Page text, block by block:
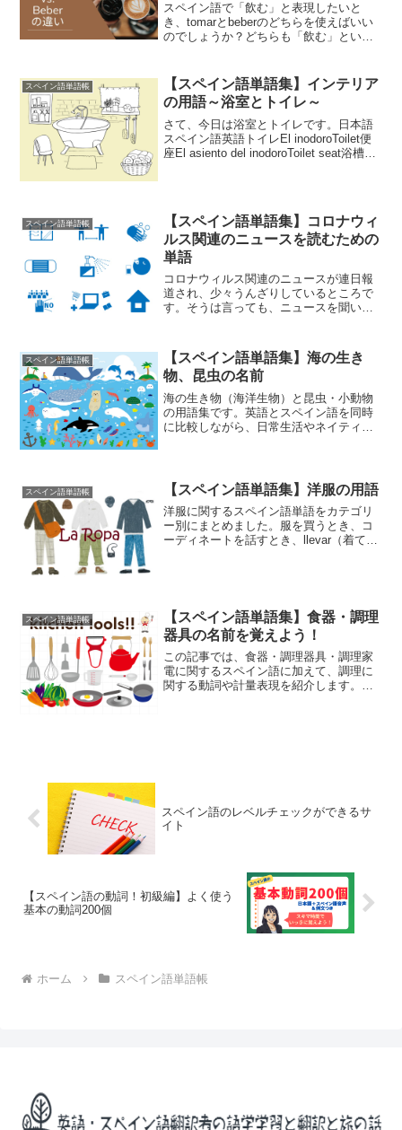
スペイン語で「飲む」と表現したいと
き、tomarとbeberのどちらを使えばいい
のでしょうか？どちらも「飲む」という
はどちらを使っても意味は通じます。た
だし、2つの動詞...
スペイン語単語帳
【スペイン語単語集】インテリア
の用語～浴室とトイレ～
さて、今日は浴室とトイレです。日本語
スペイン語英語トイレEl inodoroToilet便
座El asiento del inodoroToilet seat浴槽La
スペイン語単語帳
【スペイン語単語集】コロナウィ
ルス関連のニュースを読むための
単語
コロナウィルス関連のニュースが連日報
道され、少々うんざりしているところで
す。そうは言っても、ニュースを聞い
で飛び交う、コロナウィルス関連の単語
を日本語とスペイン語でまと...
スペイン語単語帳
【スペイン語単語集】海の生き
物、昆虫の名前
海の生き物（海洋生物）と昆虫・小動物
の用語集です。英語とスペイン語を同時
に比較しながら、日常生活やネイティブ
de ...
スペイン語単語帳 【スペイン語単語集】洋服の用語
洋服に関するスペイン語単語をカテゴリ
ー別にまとめました。服を買うとき、コ
ーディネートを話すとき、llevar（着てい
スペイン語単語帳
【スペイン語単語集】食器・調理
器具の名前を覚えよう！
この記事では、食器・調理器具・調理家
電に関するスペイン語に加えて、調理に
関する動詞や計量表現を紹介します。会
スペイン語のレベルチェックができるサ
イト
【スペイン語の動詞！初級編】よく使う
基本の動詞200個
ホーム スペイン語単語帳